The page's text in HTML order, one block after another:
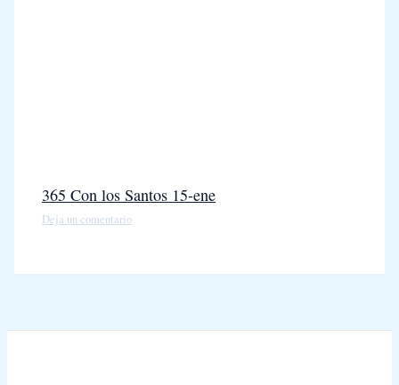
365 Con los Santos 15-ene
Deja un comentario